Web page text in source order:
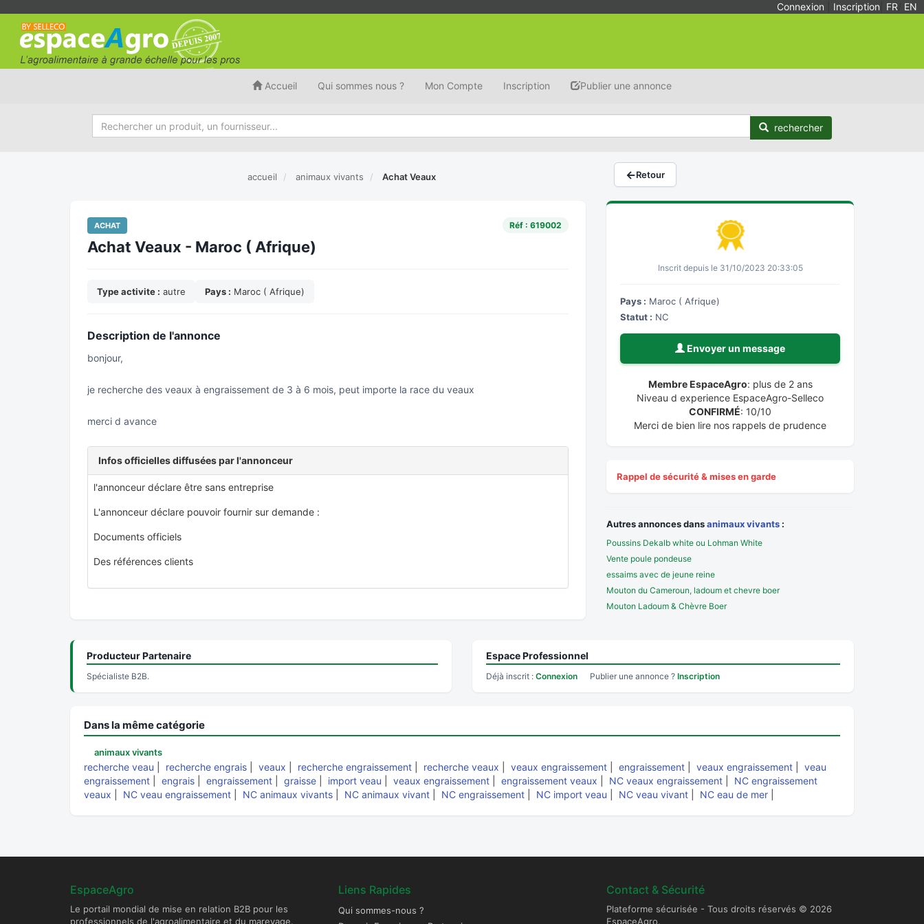
Connexion Inscription FR EN
Accueil Qui sommes nous ? Mon Compte Inscription Publier une annonce
rechercher
accueil animaux vivants Achat Veaux ←Retour
ACHAT Réf : 619002
Achat Veaux - Maroc ( Afrique)
Type activite : autre Pays : Maroc ( Afrique)
Description de l'annonce
bonjour,
je recherche des veaux à engraissement de 3 à 6 mois, peut importe la race du veaux
merci d avance
Infos officielles diffusées par l'annonceur
l'annonceur déclare être sans entreprise
L'annonceur déclare pouvoir fournir sur demande :
Documents officiels
Des références clients
Inscrit depuis le 31/10/2023 20:33:05
Pays : Maroc ( Afrique)
Statut : NC
Envoyer un message
Membre EspaceAgro: plus de 2 ans
Niveau d experience EspaceAgro-Selleco
CONFIRMÉ: 10/10
Merci de bien lire nos rappels de prudence
Rappel de sécurité & mises en garde
Autres annonces dansanimaux vivants :
Poussins Dekalb white ou Lohman White
Vente poule pondeuse
essaims avec de jeune reine
Mouton du Cameroun, ladoum et chevre boer
Mouton Ladoum & Chèvre Boer
Producteur Partenaire
Spécialiste B2B.
Espace Professionnel
Déjà inscrit : Connexion Publier une annonce ? Inscription
Dans la même catégorie
animaux vivants
recherche veau recherche engrais veaux recherche engraissement recherche veaux veaux engraissement engraissement veaux engraissement
veau
engraissement
engrais engraissement graisse import veau veaux engraissement engraissement veaux NC veaux engraissement
NC engraissement
veaux
NC veau engraissement NC animaux vivants NC animaux vivant NC engraissement NC import veau NC veau vivant NC eau de mer
EspaceAgro
Le portail mondial de mise en relation B2B pour les
professionnels de l'agroalimentaire et du mareyage.
Liens Rapides
Qui sommes-nous ?
Contact & Sécurité
Plateforme sécurisée - Tous droits réservés © 2026
EspaceAgro.